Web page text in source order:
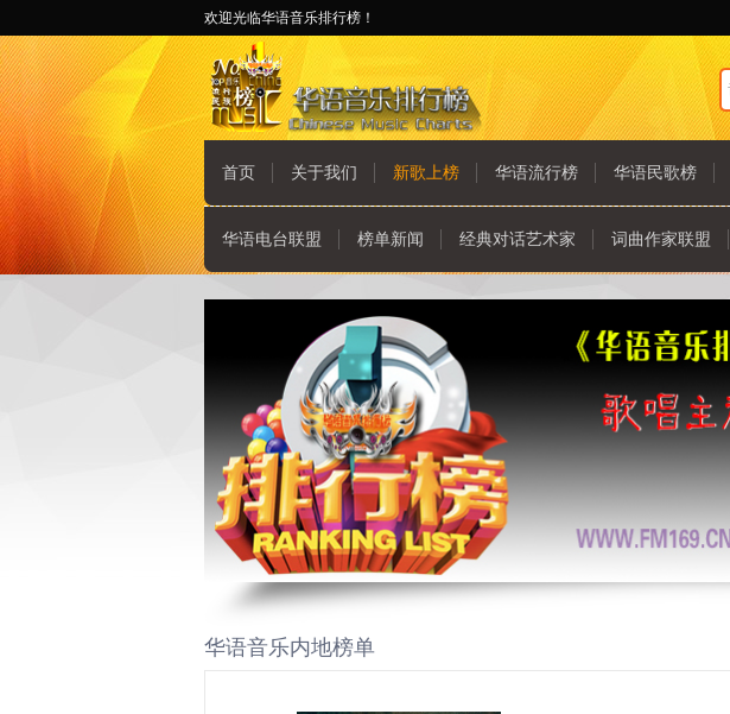
欢迎光临华语音乐排行榜！
首页 关于我们 新歌上榜 华语流行榜 华语民歌榜
华语电台联盟 榜单新闻 经典对话艺术家 词曲作家联盟
华语音乐内地榜单